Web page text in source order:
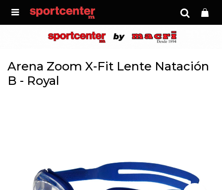

Arena Zoom X-Fit Lente Natación
B - Royal